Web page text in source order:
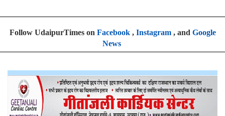
Follow UdaipurTimes on Facebook, Instagram, and Google
News